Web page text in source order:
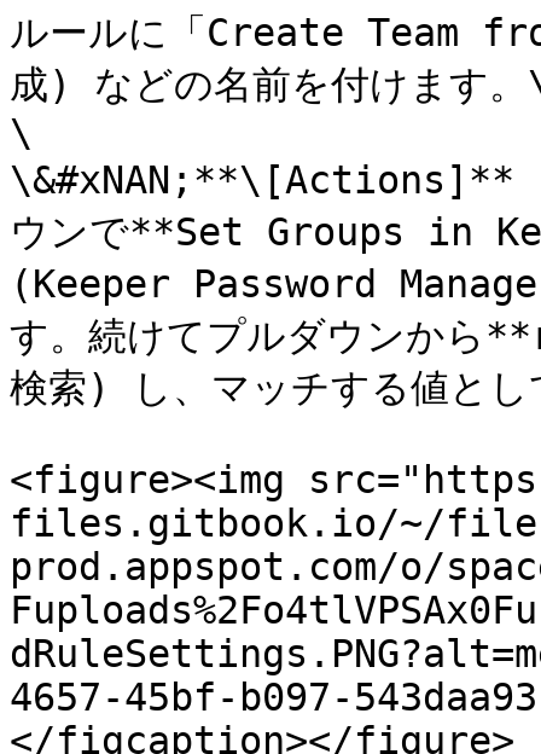
ルールに「Create Team
成) などの名前を付けます
\
\&#xNAN;**\[Actions]** (
ウンで**Set Groups in
(Keeper Password
す。続けてプルダウンか
検索) し、マッチする値と
<figure><img
files.gitbook.io/~/
prod.appspot.com/o/
4657-45bf-b097-
</figcaption></figure>